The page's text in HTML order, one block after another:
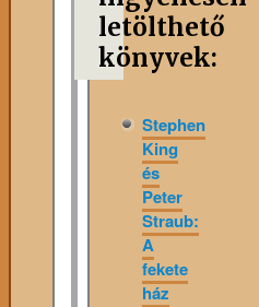
letölthető
könyvek:
Stephen
King
és
Peter
Straub:
A
fekete
ház